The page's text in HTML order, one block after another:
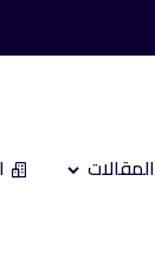
المقالات